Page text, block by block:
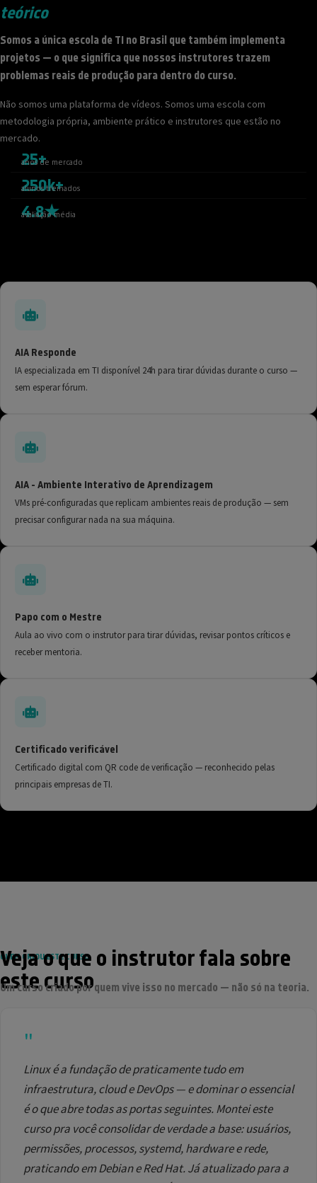
teórico
Somos a única escola de TI no Brasil que também implementa
projetos — o que significa que nossos instrutores trazem
problemas reais de produção para dentro do curso.
Não somos uma plataforma de vídeos. Somos uma escola com
metodologia própria, ambiente prático e instrutores que estão no
mercado.
25+
anos de mercado
250k+
alunos treinados
4.8★
avaliação média
AIA Responde
IA especializada em TI disponível 24h para tirar dúvidas durante o curso —
sem esperar fórum.
AIA - Ambiente Interativo de Aprendizagem
VMs pré-configuradas que replicam ambientes reais de produção — sem
precisar configurar nada na sua máquina.
Papo com o Mestre
Aula ao vivo com o instrutor para tirar dúvidas, revisar pontos críticos e
receber mentoria.
Certificado verificável
Certificado digital com QR code de verificação — reconhecido pelas
principais empresas de TI.
QUEM CRIOU ESTE CURSO
Veja o que o instrutor fala sobre
este curso
Um curso criado por quem vive isso no mercado — não só na teoria.
"
Linux é a fundação de praticamente tudo em
infraestrutura, cloud e DevOps — e dominar o essencial
é o que abre todas as portas seguintes. Montei este
curso pra você consolidar de verdade a base: usuários,
permissões, processos, systemd, hardware e rede,
praticando em Debian e Red Hat. Já atualizado para a